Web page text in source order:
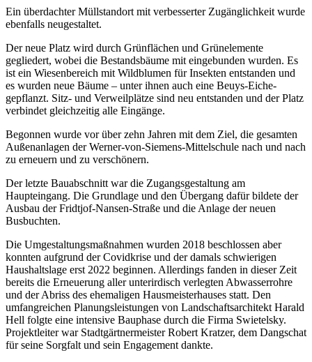
Ein überdachter Müllstandort mit verbesserter Zugänglichkeit wurde
ebenfalls neugestaltet.
Der neue Platz wird durch Grünflächen und Grünelemente
gegliedert, wobei die Bestandsbäume mit eingebunden wurden. Es
ist ein Wiesenbereich mit Wildblumen für Insekten entstanden und
es wurden neue Bäume – unter ihnen auch eine Beuys-Eiche-
gepflanzt. Sitz- und Verweilplätze sind neu entstanden und der Platz
verbindet gleichzeitig alle Eingänge.
Begonnen wurde vor über zehn Jahren mit dem Ziel, die gesamten
Außenanlagen der Werner-von-Siemens-Mittelschule nach und nach
zu erneuern und zu verschönern.
Der letzte Bauabschnitt war die Zugangsgestaltung am
Haupteingang. Die Grundlage und den Übergang dafür bildete der
Ausbau der Fridtjof-Nansen-Straße und die Anlage der neuen
Busbuchten.
Die Umgestaltungsmaßnahmen wurden 2018 beschlossen aber
konnten aufgrund der Covidkrise und der damals schwierigen
Haushaltslage erst 2022 beginnen. Allerdings fanden in dieser Zeit
bereits die Erneuerung aller unterirdisch verlegten Abwasserrohre
und der Abriss des ehemaligen Hausmeisterhauses statt. Den
umfangreichen Planungsleistungen von Landschaftsarchitekt Harald
Hell folgte eine intensive Bauphase durch die Firma Swietelsky.
Projektleiter war Stadtgärtnermeister Robert Kratzer, dem Dangschat
für seine Sorgfalt und sein Engagement dankte.